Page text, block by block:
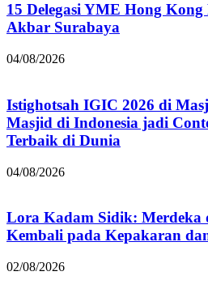
15 Delegasi YME Hong
Akbar Surabaya
04/08/2026
Istighotsah IGIC 2026 di
Masjid di Indonesia jadi
Terbaik di Dunia
04/08/2026
Lora Kadam Sidik:
Kembali pada Kepakaran
02/08/2026